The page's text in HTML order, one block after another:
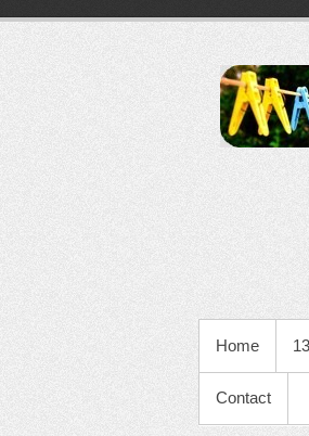
PRIMAIR
Home
Contact